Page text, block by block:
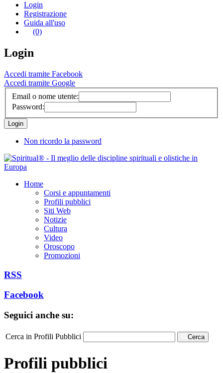
Login
Registrazione
Guida all'uso
(0)
Login
Accedi tramite Facebook
Accedi tramite Google
Email o nome utente:
Password:
Non ricordo la password
Home
Corsi e appuntamenti
Profili pubblici
Siti Web
Notizie
Cultura
Video
Oroscopo
Promozioni
RSS
Facebook
Seguici anche su:
Cerca in Profili Pubblici Cerca
Profili pubblici